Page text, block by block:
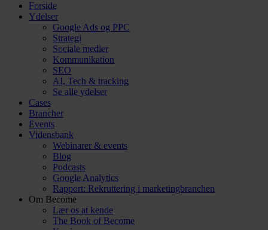
Forside
Ydelser
Google Ads og PPC
Strategi
Sociale medier
Kommunikation
SEO
AI, Tech & tracking
Se alle ydelser
Cases
Brancher
Events
Vidensbank
Webinarer & events
Blog
Podcasts
Google Analytics
Rapport: Rekruttering i marketingbranchen
Om Become
Lær os at kende
The Book of Become